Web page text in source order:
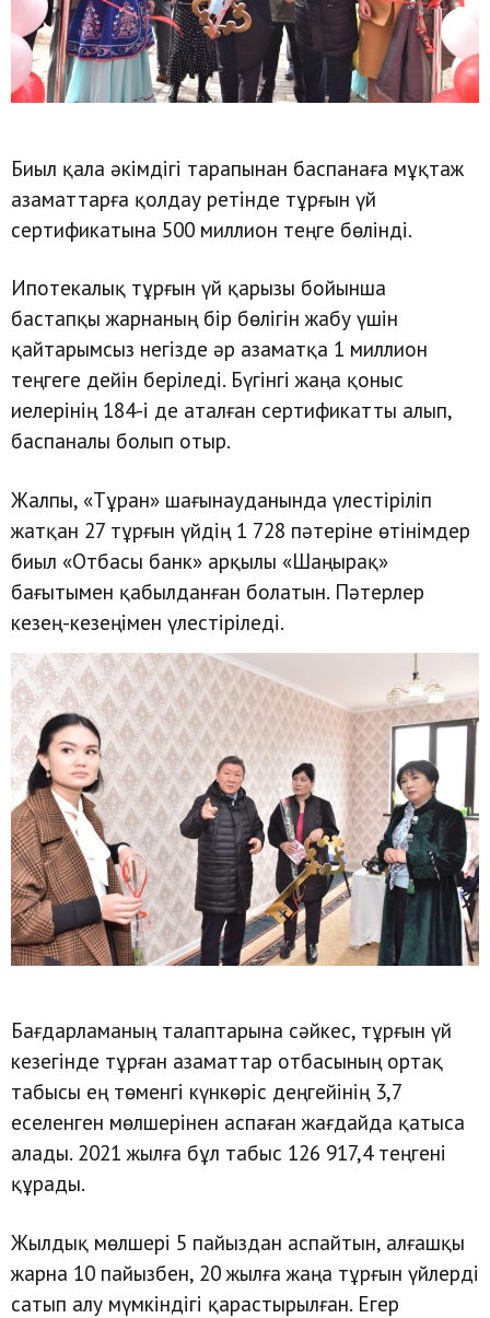
Биыл қала әкімдігі тарапынан баспанаға мұқтаж
азаматтарға қолдау ретінде тұрғын үй
сертификатына 500 миллион теңге бөлінді.
Ипотекалық тұрғын үй қарызы бойынша
бастапқы жарнаның бір бөлігін жабу үшін
қайтарымсыз негізде әр азаматқа 1 миллион
теңгеге дейін беріледі. Бүгінгі жаңа қоныс
иелерінің 184-і де аталған сертификатты алып,
баспаналы болып отыр.
Жалпы, «Тұран» шағынауданында үлестіріліп
жатқан 27 тұрғын үйдің 1 728 пәтеріне өтінімдер
биыл «Отбасы банк» арқылы «Шаңырақ»
бағытымен қабылданған болатын. Пәтерлер
кезең-кезеңімен үлестіріледі.
Бағдарламаның талаптарына сәйкес, тұрғын үй
кезегінде тұрған азаматтар отбасының ортақ
табысы ең төменгі күнкөріс деңгейінің 3,7
еселенген мөлшерінен аспаған жағдайда қатыса
алады. 2021 жылға бұл табыс 126 917,4 теңгені
құрады.
Жылдық мөлшері 5 пайыздан аспайтын, алғашқы
жарна 10 пайызбен, 20 жылға жаңа тұрғын үйлерді
сатып алу мүмкіндігі қарастырылған. Егер